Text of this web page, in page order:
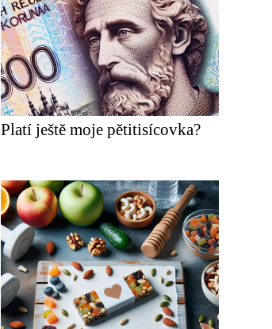
Platí ještě moje pětitisícovka?